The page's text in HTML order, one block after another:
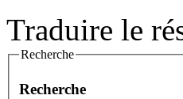
Traduire le
Recherche
Recherche